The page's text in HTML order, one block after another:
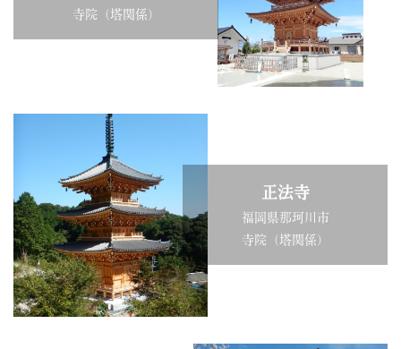
寺院（塔関係）
正法寺
福岡県那珂川市
寺院（塔関係）